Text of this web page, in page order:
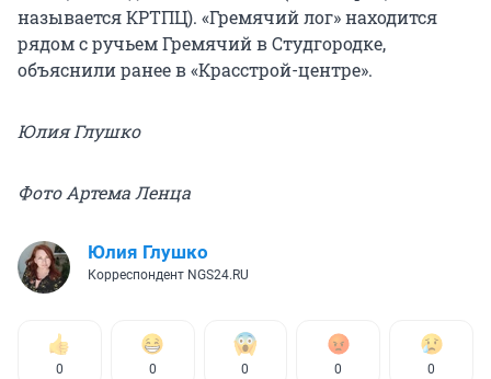
называется КРТПЦ). «Гремячий лог» находится
рядом с ручьем Гремячий в Студгородке,
объяснили ранее в «Красстрой-центре».
Юлия Глушко
Фото Артема Ленца
Юлия Глушко
Корреспондент NGS24.RU
0 0 0 0 0